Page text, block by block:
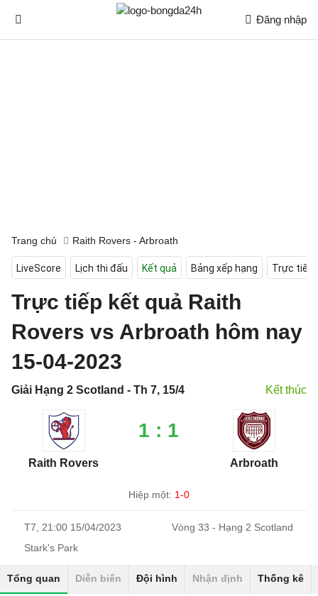
Đăng nhập
Trang chủ Raith Rovers - Arbroath
LiveScore Lịch thi đấu Kết quả Bảng xếp hạng Trực tiếp
Trực tiếp kết quả Raith
Rovers vs Arbroath hôm nay
15-04-2023
Giải Hạng 2 Scotland - Th 7, 15/4 Kết thúc
Raith Rovers
1 : 1
Arbroath
Hiệp một: 1-0
T7, 21:00 15/04/2023
Vòng 33 - Hạng 2 Scotland
Stark's Park
Tổng quan Diễn biến Đội hình Nhận định Thống kê